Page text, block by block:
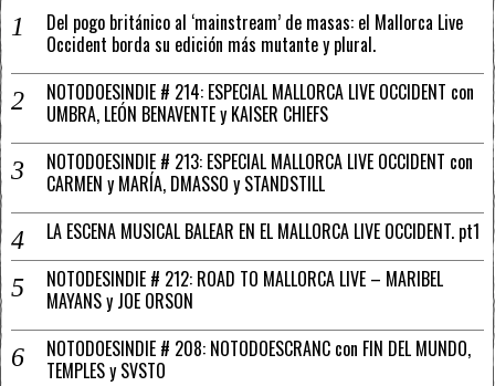
Del pogo británico al ‘mainstream’ de masas: el Mallorca Live
Occident borda su edición más mutante y plural.
NOTODOESINDIE # 214: ESPECIAL MALLORCA LIVE OCCIDENT con
UMBRA, LEÓN BENAVENTE y KAISER CHIEFS
NOTODOESINDIE # 213: ESPECIAL MALLORCA LIVE OCCIDENT con
CARMEN y MARÍA, DMASSO y STANDSTILL
LA ESCENA MUSICAL BALEAR EN EL MALLORCA LIVE OCCIDENT. pt1
NOTODESINDIE # 212: ROAD TO MALLORCA LIVE – MARIBEL
MAYANS y JOE ORSON
NOTODOESINDIE # 208: NOTODOESCRANC con FIN DEL MUNDO,
TEMPLES y SVSTO